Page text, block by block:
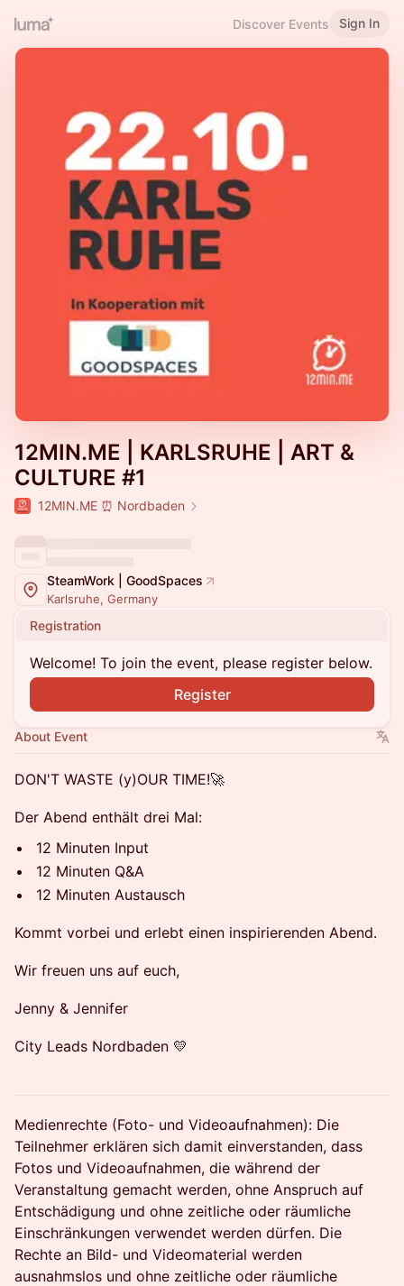
Discover Events Sign In
12MIN.ME | KARLSRUHE | ART &
CULTURE #1
12MIN.ME ⏰ Nordbaden
SteamWork | GoodSpaces
Karlsruhe, Germany
Registration
Welcome! To join the event, please register below.
Register
About Event
DON'T WASTE (y)OUR TIME!🚀
Der Abend enthält drei Mal:
12 Minuten Input
12 Minuten Q&A
12 Minuten Austausch
Kommt vorbei und erlebt einen inspirierenden Abend.
Wir freuen uns auf euch,
Jenny & Jennifer
City Leads Nordbaden 💛
Medienrechte (Foto- und Videoaufnahmen): Die
Teilnehmer erklären sich damit einverstanden, dass
Fotos und Videoaufnahmen, die während der
Veranstaltung gemacht werden, ohne Anspruch auf
Entschädigung und ohne zeitliche oder räumliche
Einschränkungen verwendet werden dürfen. Die
Rechte an Bild- und Videomaterial werden
ausnahmslos und ohne zeitliche oder räumliche